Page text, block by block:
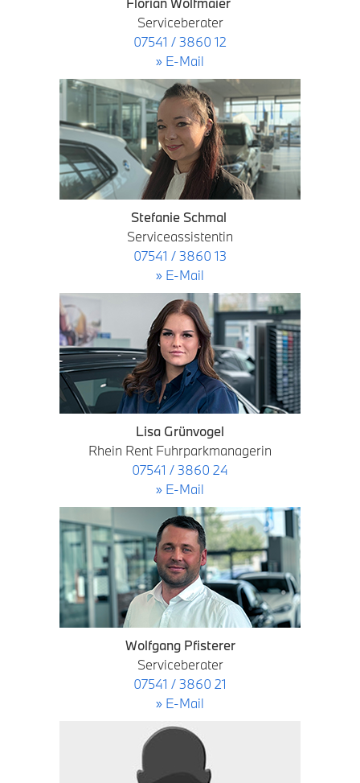
Serviceberater
07541 / 3860 12
» E-Mail
Stefanie Schmal
Serviceassistentin
07541 / 3860 13
» E-Mail
Lisa Grünvogel
Rhein Rent Fuhrparkmanagerin
07541 / 3860 24
» E-Mail
Wolfgang Pfisterer
Serviceberater
07541 / 3860 21
» E-Mail